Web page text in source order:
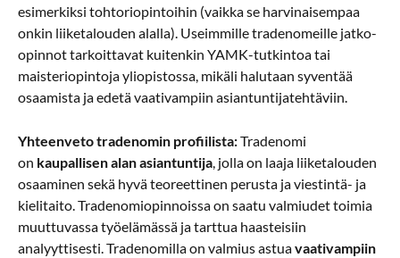
esimerkiksi tohtoriopintoihin (vaikka se harvinaisempaa
onkin liiketalouden alalla). Useimmille tradenomeille jatko-
opinnot tarkoittavat kuitenkin YAMK-tutkintoa tai
maisteriopintoja yliopistossa, mikäli halutaan syventää
osaamista ja edetä vaativampiin asiantuntijatehtäviin.
Yhteenveto tradenomin profiilista:Tradenomi
on kaupallisen alan asiantuntija, jolla on laaja liiketalouden
osaaminen sekä hyvä teoreettinen perusta ja viestintä- ja
kielitaito. Tradenomiopinnoissa on saatu valmiudet toimia
muuttuvassa työelämässä ja tarttua haasteisiin
analyyttisesti. Tradenomilla on valmius astuavaativampiin